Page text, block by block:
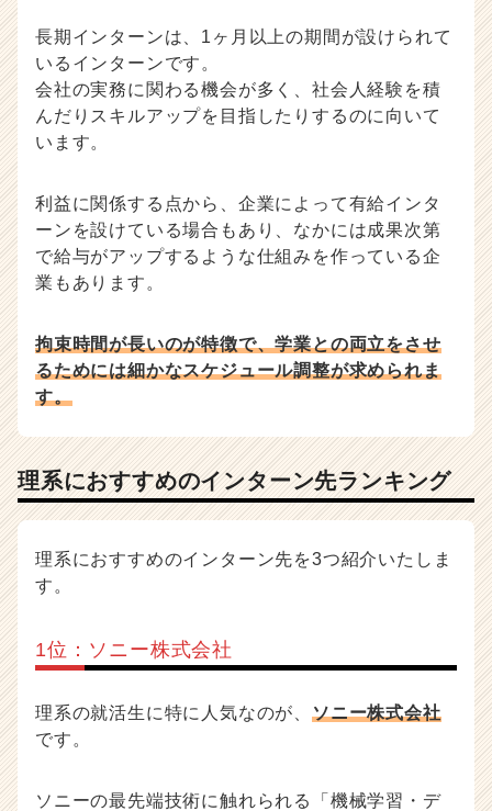
長期インターンは、1ヶ月以上の期間が設けられて
いるインターンです。
会社の実務に関わる機会が多く、社会人経験を積
んだりスキルアップを目指したりするのに向いて
います。
利益に関係する点から、企業によって有給インタ
ーンを設けている場合もあり、なかには成果次第
で給与がアップするような仕組みを作っている企
業もあります。
拘束時間が長いのが特徴で、学業との両立をさせ
るためには細かなスケジュール調整が求められま
す。
理系におすすめのインターン先ランキング
理系におすすめのインターン先を3つ紹介いたしま
す。
1位：ソニー株式会社
理系の就活生に特に人気なのが、ソニー株式会社
です。
ソニーの最先端技術に触れられる「機械学習・デ